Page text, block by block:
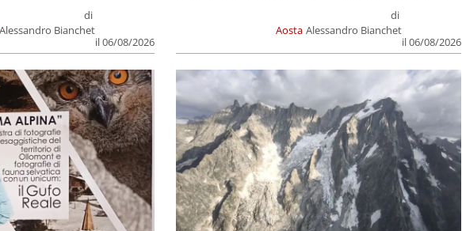
di
Alessandro Bianchet
il 06/08/2026
Aosta
di
Alessandro Bianchet
il 06/08/2026